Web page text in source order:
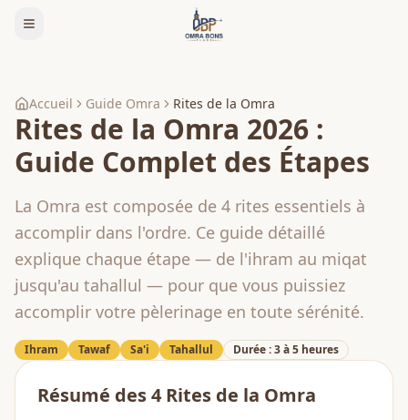
Accueil Guide Omra Rites de la Omra
Rites de la Omra 2026 :
Guide Complet des Étapes
La Omra est composée de 4 rites essentiels à
accomplir dans l'ordre. Ce guide détaillé
explique chaque étape — de l'ihram au miqat
jusqu'au tahallul — pour que vous puissiez
accomplir votre pèlerinage en toute sérénité.
Ihram Tawaf Sa'i Tahallul Durée : 3 à 5 heures
Résumé des 4 Rites de la Omra